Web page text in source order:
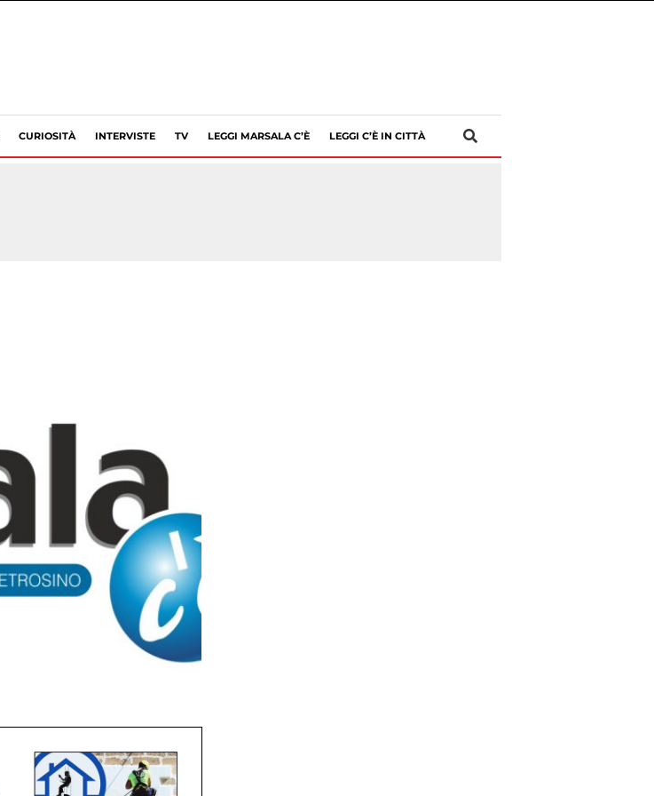
CURIOSITÀ INTERVISTE TV LEGGI MARSALA C’È LEGGI C’È IN CITTÀ